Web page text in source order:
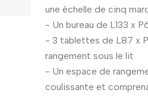
une échelle de cinq
- Un bureau de L133 x
- 3 tablettes de L87 x
rangement sous le lit
- Un espace de
coulissante et